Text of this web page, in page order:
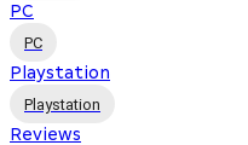
PC
PC
Playstation
Playstation
Reviews